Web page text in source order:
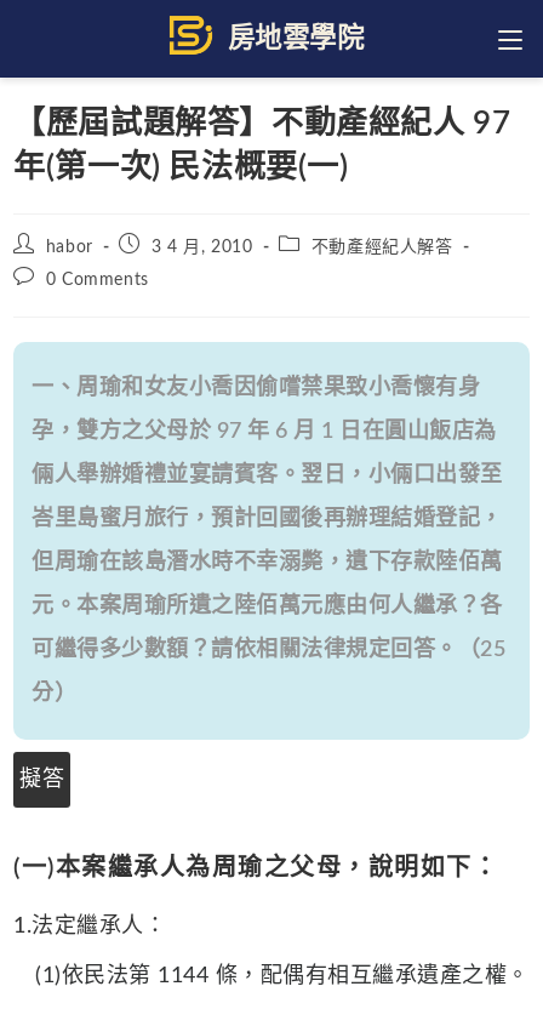
content
【歷屆試題解答】不動產經紀人 97
年(第一次) 民法概要(一)
Post
author:
habor
Post3 4 月, 2010
Post不動產經紀人解答
Post0 Comments
一、周瑜和女友小喬因偷嚐禁果致小喬懷有身
孕，雙方之父母於 97 年 6 月 1 日在圓山飯店為
倆人舉辦婚禮並宴請賓客。翌日，小倆口出發至
峇里島蜜月旅行，預計回國後再辦理結婚登記，
但周瑜在該島潛水時不幸溺斃，遺下存款陸佰萬
元。本案周瑜所遺之陸佰萬元應由何人繼承？各
可繼得多少數額？請依相關法律規定回答。（25
分）
擬答
(一)本案繼承人為周瑜之父母，說明如下：
1.法定繼承人：
(1)依民法第 1144 條，配偶有相互繼承遺產之權。